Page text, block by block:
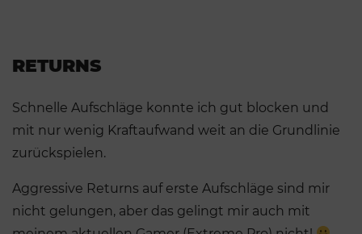
RETURNS
Schnelle Aufschläge konnte ich gut blocken und
mit nur wenig Kraftaufwand weit an die Grundlinie
zurückspielen.
Aggressive Returns auf erste Aufschläge sind mir
nicht gelungen, aber das gelingt mir auch mit